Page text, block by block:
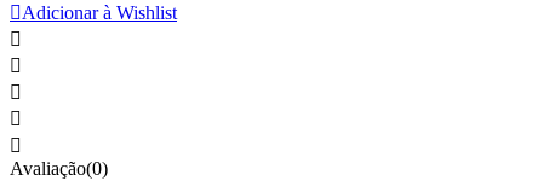
Adicionar à Wishlist





Avaliação(0)